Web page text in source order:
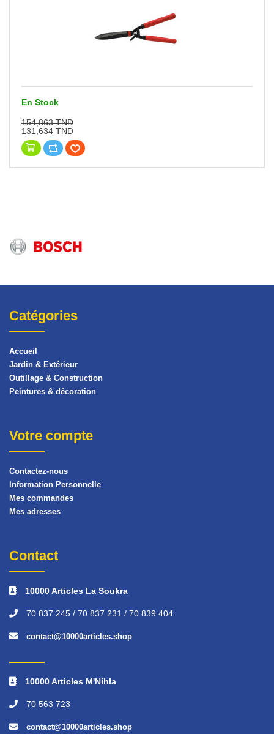
En Stock
154,863 TND
131,634 TND
Catégories
Accueil
Jardin & Extérieur
Outillage & Construction
Peintures & décoration
Votre compte
Contactez-nous
Information Personnelle
Mes commandes
Mes adresses
Contact
10000 Articles La Soukra
70 837 245 / 70 837 231 / 70 839 404
contact@10000articles.shop
10000 Articles M'Nihla
70 563 723
contact@10000articles.shop